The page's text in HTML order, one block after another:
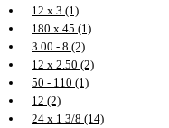
12 х 3 (1)
180 х 45 (1)
3.00 - 8 (2)
12 х 2.50 (2)
50 - 110 (1)
12 (2)
24 х 1 3/8 (14)